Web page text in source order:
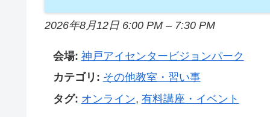
2026年8月12日 6:00 PM – 7:30 PM
会場: 神戸アイセンタービジョンパーク
カテゴリ: その他教室・習い事
タグ: オンライン, 有料講座・イベント